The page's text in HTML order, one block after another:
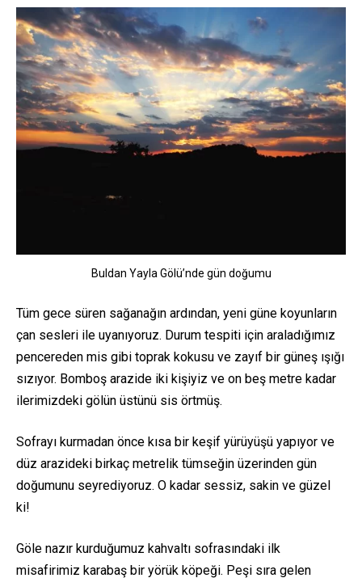
Buldan Yayla Gölü’nde gün doğumu
Tüm gece süren sağanağın ardından, yeni güne koyunların
çan sesleri ile uyanıyoruz. Durum tespiti için araladığımız
pencereden mis gibi toprak kokusu ve zayıf bir güneş ışığı
sızıyor. Bomboş arazide iki kişiyiz ve on beş metre kadar
ilerimizdeki gölün üstünü sis örtmüş.
Sofrayı kurmadan önce kısa bir keşif yürüyüşü yapıyor ve
düz arazideki birkaç metrelik tümseğin üzerinden gün
doğumunu seyrediyoruz. O kadar sessiz, sakin ve güzel
ki!
Göle nazır kurduğumuz kahvaltı sofrasındaki ilk
misafirimiz karabaş bir yörük köpeği. Peşi sıra gelen